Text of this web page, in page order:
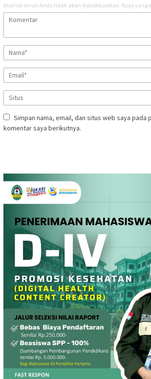
Alamat email Anda tidak akan dipublikasikan. Ruas yang
Simpan nama, email, dan situs web saya pada
komentar saya berikutnya.